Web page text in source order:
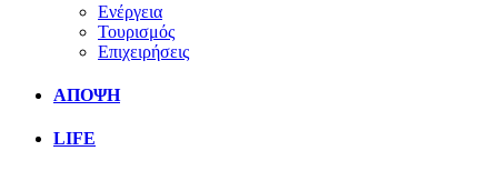
Ενέργεια
Τουρισμός
Επιχειρήσεις
ΑΠΟΨΗ
LIFE